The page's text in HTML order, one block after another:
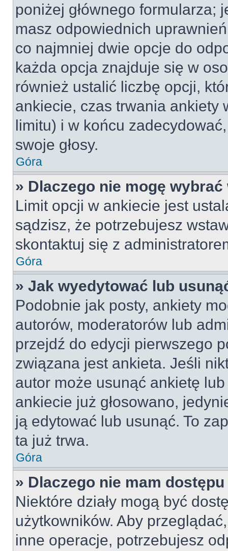
poniżej głównego formularza;
masz odpowiednich
co najmniej dwie opcje do
każda opcja znajduje się w
również ustalić liczbę opcji,
ankiecie, czas trwania ankiety
limitu) i w końcu
swoje głosy.
Góra
» Dlaczego nie mogę
Limit opcji w ankiecie jest
sądzisz, że potrzebujesz
skontaktuj się z
Góra
» Jak wyedytować lub
Podobnie jak posty, ankiety
autorów, moderatorów lub
przejdź do edycji pierwszego
związana jest ankieta. Jeśli
autor może usunąć ankietę
ankiecie już głosowano,
ją edytować lub usunąć. To
ta już trwa.
Góra
» Dlaczego nie mam dostępu
Niektóre działy mogą być
użytkowników. Aby
inne operacje, potrzebujesz